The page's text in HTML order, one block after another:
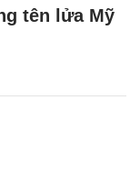
tên lửa Mỹ